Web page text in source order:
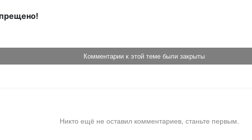
Комментарии к этой теме были закрыты
Никто ещё не оставил комментариев, станьте первым.